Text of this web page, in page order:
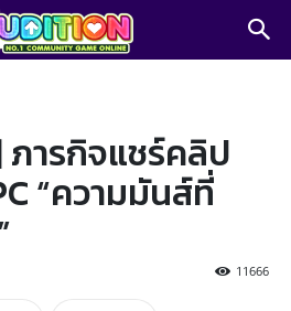
ภารกิจแชร์คลิป
“ความมันส์ที่
11666